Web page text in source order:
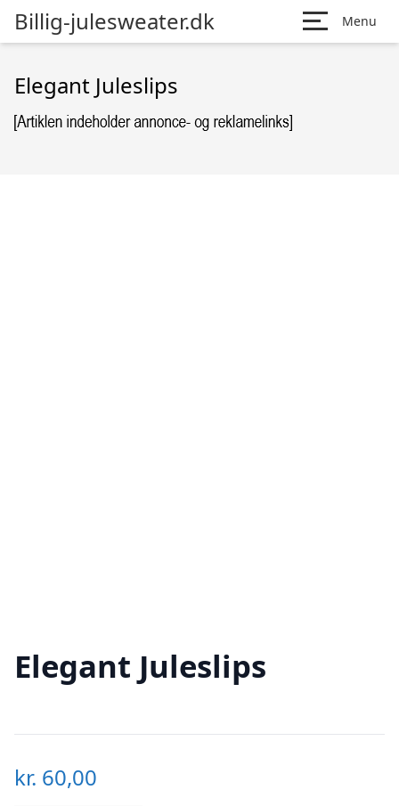
Billig-julesweater.dk Menu
Elegant Juleslips
Elegant Juleslips
kr. 60,00